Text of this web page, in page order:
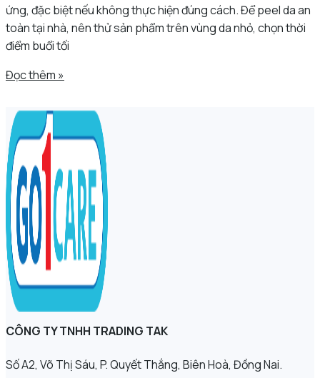
ứng, đặc biệt nếu không thực hiện đúng cách. Để peel da an
toàn tại nhà, nên thử sản phẩm trên vùng da nhỏ, chọn thời
điểm buổi tối
Đọc thêm »
CÔNG TY TNHH TRADING TAK
Số A2, Võ Thị Sáu, P. Quyết Thắng, Biên Hoà, Đồng Nai.